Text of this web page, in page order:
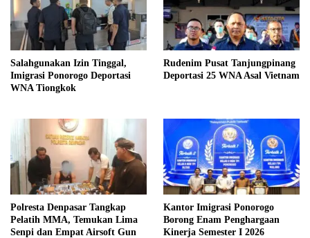
Salahgunakan Izin Tinggal,
Imigrasi Ponorogo Deportasi
WNA Tiongkok
Rudenim Pusat Tanjungpinang
Deportasi 25 WNA Asal Vietnam
Polresta Denpasar Tangkap
Pelatih MMA, Temukan Lima
Senpi dan Empat Airsoft Gun
Kantor Imigrasi Ponorogo
Borong Enam Penghargaan
Kinerja Semester I 2026